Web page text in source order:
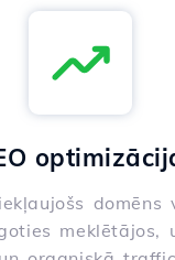
domēns
meklētājos,